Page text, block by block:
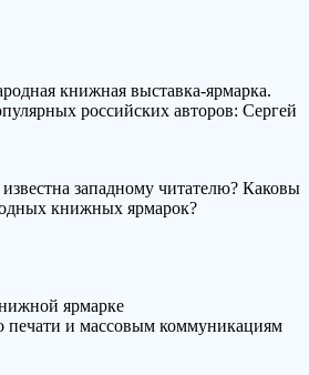
книжная выставка-ярмарка.
российских авторов: Сергей
западному читателю? Каковы
книжных ярмарок?
ярмарке
печати и массовым коммуникациям